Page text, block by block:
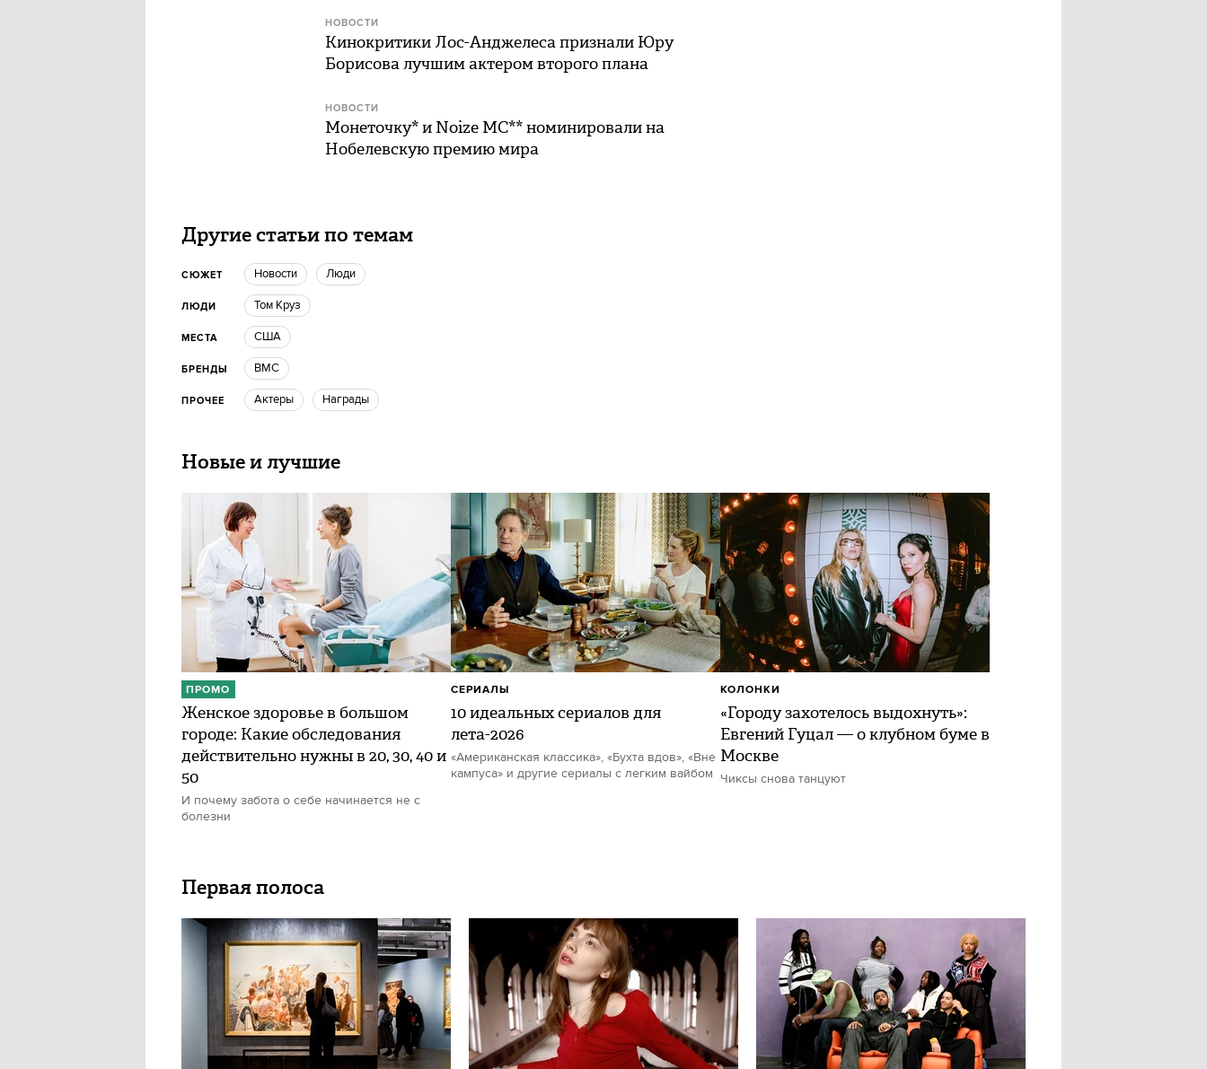
НОВОСТИ
Кинокритики Лос-Анджелеса признали Юру
Борисова лучшим актером второго плана
НОВОСТИ
Монеточку* и Noize MC** номинировали на
Нобелевскую премию мира
Другие статьи по темам
СЮЖЕТ новости люди
ЛЮДИ Том Круз
МЕСТА США
БРЕНДЫ ВМС
ПРОЧЕЕ Актеры награды
Новые и лучшие
Женское здоровье в большом
городе: Какие обследования
действительно нужны в 20, 30, 40 и
50
И почему забота о себе начинается не с
болезни
ПРОМО
10 идеальных сериалов для
лета-2026
«Американская классика», «Бухта вдов», «Вне
кампуса» и другие сериалы с легким вайбом
СЕРИАЛЫ
«Городу захотелось выдохнуть»:
Евгений Гуцал — о клубном буме в
Москве
Чиксы снова танцуют
КОЛОНКИ
Первая полоса